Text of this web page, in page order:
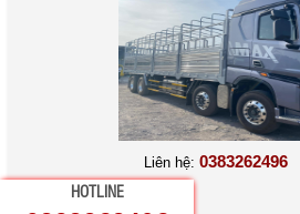
Liên hệ: 0383262496
HOTLINE